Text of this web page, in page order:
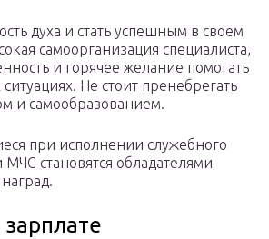
духа и стать успешным в своем
самоорганизация специалиста,
и горячее желание помогать
Не стоит пренебрегать
и самообразованием.
при исполнении служебного
МЧС становятся обладателями